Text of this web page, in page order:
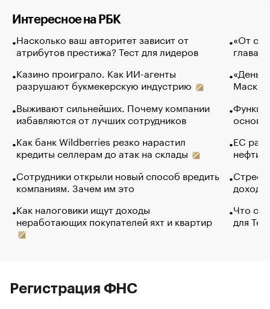
Интересное на РБК
Насколько ваш авторитет зависит от
атрибутов престижа? Тест для лидеров
Казино проиграло. Как ИИ-агенты
разрушают букмекерскую индустрию
Выживают сильнейших. Почему компании
избавляются от лучших сотрудников
Как банк Wildberries резко нарастил
кредиты селлерам до атак на склады
Сотрудники открыли новый способ вредить
компаниям. Зачем им это
Как налоговики ищут доходы
неработающих покупателей яхт и квартир
«От
глава
Маск в
основ
ЕС
нефти
Что
для
Регистрация ФНС